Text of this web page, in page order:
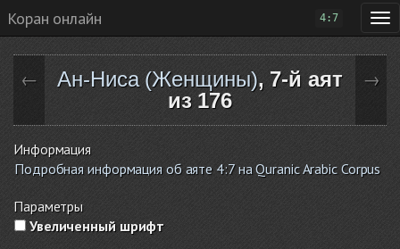
Коран онлайн 4:7
← Ан-Ниса (Женщины), 7-й аят
из 176
→
Информация
Подробная информация об аяте 4:7 на Quranic Arabic Corpus
Параметры
Увеличенный шрифт